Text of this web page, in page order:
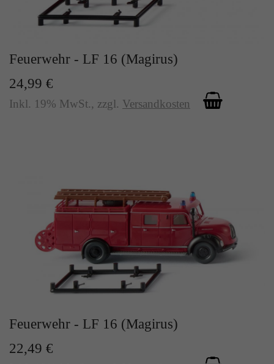
Feuerwehr - LF 16 (Magirus)
24,99 €
Inkl. 19% MwSt., zzgl. Versandkosten
Feuerwehr - LF 16 (Magirus)
22,49 €